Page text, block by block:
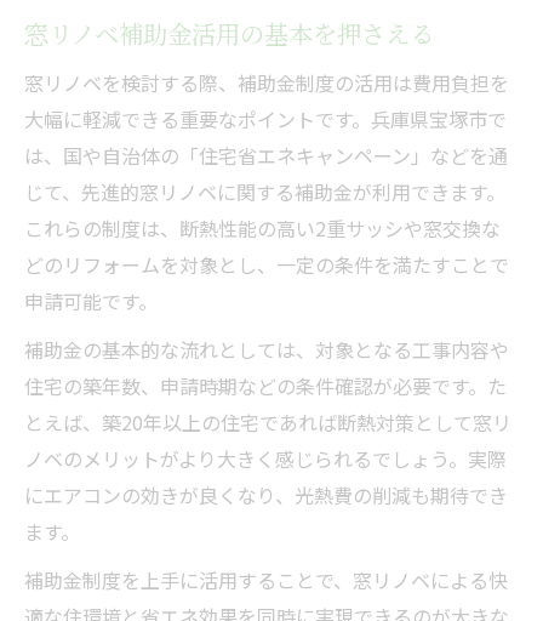
窓リノベ補助金活用の基本を押さえる
窓リノベを検討する際、補助金制度の活用は費用負担を
大幅に軽減できる重要なポイントです。兵庫県宝塚市で
は、国や自治体の「住宅省エネキャンペーン」などを通
じて、先進的窓リノベに関する補助金が利用できます。
これらの制度は、断熱性能の高い2重サッシや窓交換な
どのリフォームを対象とし、一定の条件を満たすことで
申請可能です。
補助金の基本的な流れとしては、対象となる工事内容や
住宅の築年数、申請時期などの条件確認が必要です。た
とえば、築20年以上の住宅であれば断熱対策として窓リ
ノベのメリットがより大きく感じられるでしょう。実際
にエアコンの効きが良くなり、光熱費の削減も期待でき
ます。
補助金制度を上手に活用することで、窓リノベによる快